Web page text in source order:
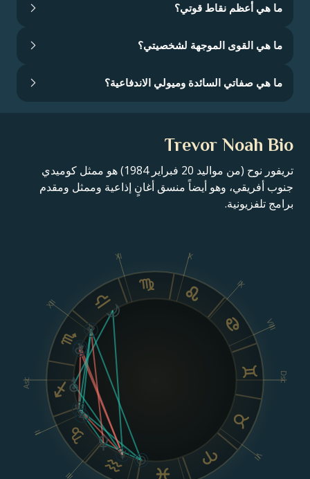
ما هي أعظم نقاط قوتي؟
ما هي القوى الموجهة لشخصيتي؟
ما هي صفاتي السائدة وميولي الاندفاعية؟
Trevor Noah Bio
تريفور نوح (من مواليد 20 فبراير 1984) هو ممثل كوميدي
جنوب أفريقي، وهو أيضاً منسق أغانٍ إذاعية وممثل ومقدم
برامج تلفزيونية.
Asc
II
III
VI
Dsc
VIII
IX
X
XI
XII